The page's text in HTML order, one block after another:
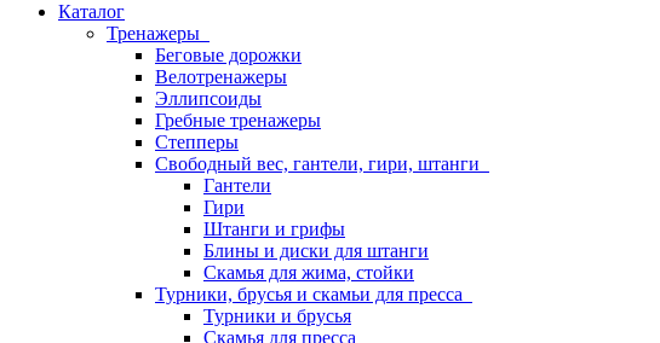
Каталог
Тренажеры
Беговые дорожки
Велотренажеры
Эллипсоиды
Гребные тренажеры
Степперы
Свободный вес, гантели, гири, штанги
Гантели
Гири
Штанги и грифы
Блины и диски для штанги
Скамья для жима, стойки
Турники, брусья и скамьи для пресса
Турники и брусья
Скамья для пресса